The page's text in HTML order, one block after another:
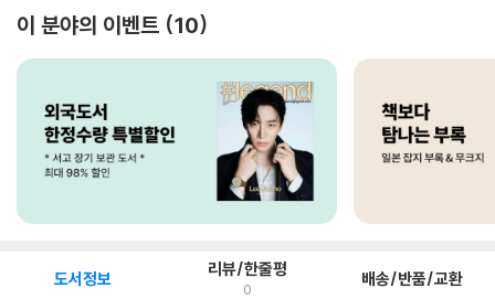
이 분야의 이벤트 10
도서정보 리뷰/한줄평
0 배송/반품/교환